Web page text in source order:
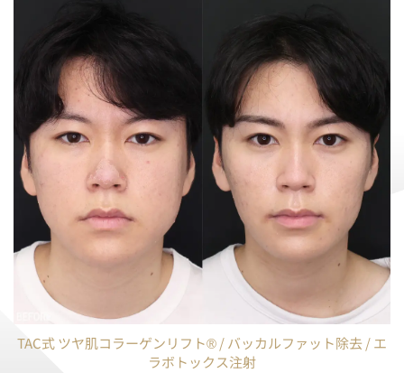
TAC式 ツヤ肌コラーゲンリフト® / バッカルファット除去 / エ
ラボトックス注射